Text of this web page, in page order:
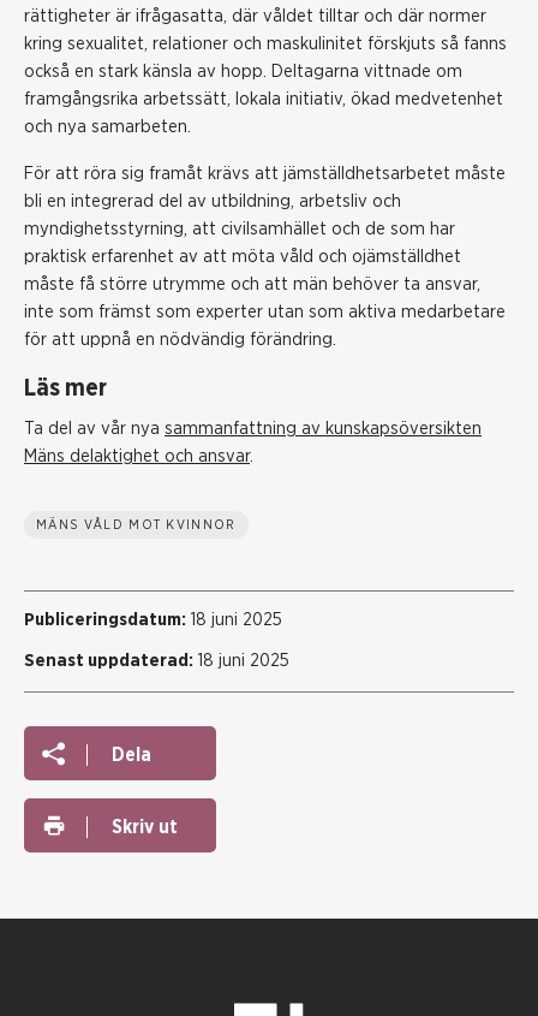
rättigheter är ifrågasatta, där våldet tilltar och där normer
kring sexualitet, relationer och maskulinitet förskjuts så fanns
också en stark känsla av hopp. Deltagarna vittnade om
framgångsrika arbetssätt, lokala initiativ, ökad medvetenhet
och nya samarbeten.
För att röra sig framåt krävs att jämställdhetsarbetet måste
bli en integrerad del av utbildning, arbetsliv och
myndighetsstyrning, att civilsamhället och de som har
praktisk erfarenhet av att möta våld och ojämställdhet
måste få större utrymme och att män behöver ta ansvar,
inte som främst som experter utan som aktiva medarbetare
för att uppnå en nödvändig förändring.
Läs mer
Ta del av vår nya sammanfattning av kunskapsöversikten
Mäns delaktighet och ansvar.
MÄNS VÅLD MOT KVINNOR
Publiceringsdatum: 18 juni 2025
Senast uppdaterad: 18 juni 2025
Dela
Skriv ut